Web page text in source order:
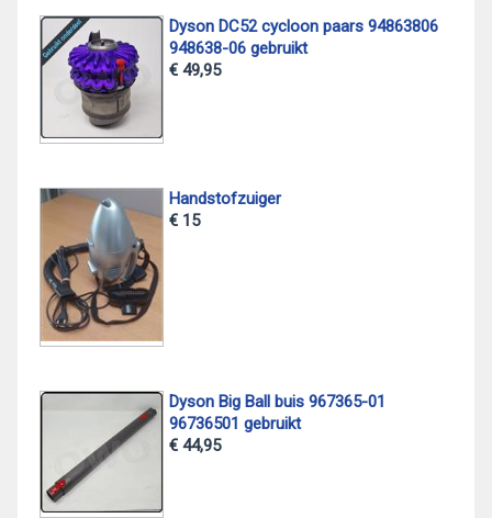
Dyson DC52 cycloon paars 94863806
948638-06 gebruikt
€ 49,95
Handstofzuiger
€ 15
Dyson Big Ball buis 967365-01
96736501 gebruikt
€ 44,95